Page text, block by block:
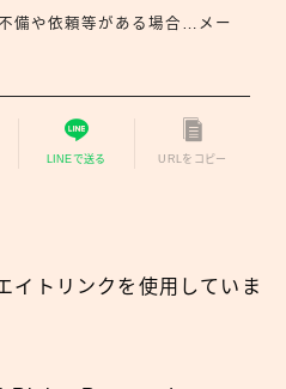
備や依頼等がある場合…メー
LINEで送る URLをコピー
イトリンクを使用していま